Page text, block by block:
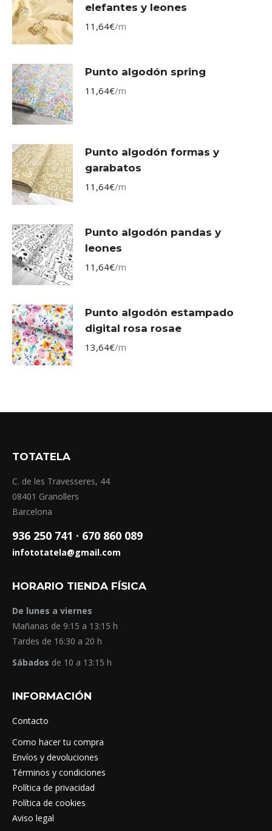
elefantes y leones
11,64€/m
Punto algodón spring
11,64€/m
Punto algodón formas y
garabatos
11,64€/m
Punto algodón pandas y
leones
11,64€/m
Punto algodón estampado
digital rosa rosae
13,64€/m
TOTATELA
C. de les Travesseres, 44
08401 Granollers
Barcelona
936 250 741 · 670 860 089
infototatela@gmail.com
HORARIO TIENDA FÍSICA
De lunes a viernes
Mañanas de 9:15 a 13:15 h
Tardes de 16:30 a 20 h
Sábados de 10 a 13:15 h
INFORMACIÓN
Contacto
Como hacer tu compra
Envíos y devoluciones
Términos y condiciones
Política de privacidad
Política de cookies
Aviso legal